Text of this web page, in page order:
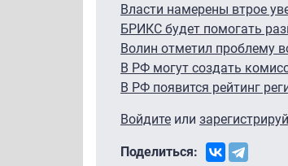
Власти намерены втрое
БРИКС будет помогать
Волин отметил проблему
В РФ могут создать
В РФ появится рейтинг
Войдите или
Поделиться: